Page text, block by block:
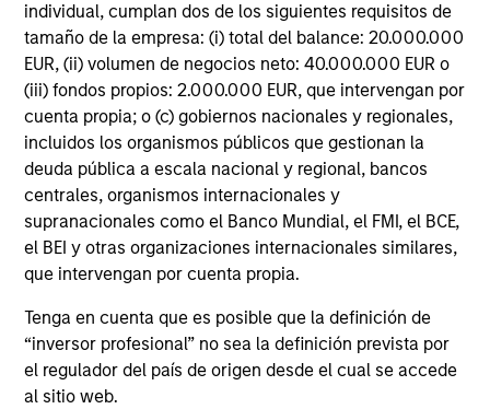
individual, cumplan dos de los siguientes requisitos de
tamaño de la empresa: (i) total del balance: 20.000.000
EUR, (ii) volumen de negocios neto: 40.000.000 EUR o
(iii) fondos propios: 2.000.000 EUR, que intervengan por
cuenta propia; o (c) gobiernos nacionales y regionales,
incluidos los organismos públicos que gestionan la
deuda pública a escala nacional y regional, bancos
centrales, organismos internacionales y
supranacionales como el Banco Mundial, el FMI, el BCE,
el BEI y otras organizaciones internacionales similares,
que intervengan por cuenta propia.
Tenga en cuenta que es posible que la definición de
“inversor profesional” no sea la definición prevista por
el regulador del país de origen desde el cual se accede
al sitio web.
Composición 4
Características de la
cartera